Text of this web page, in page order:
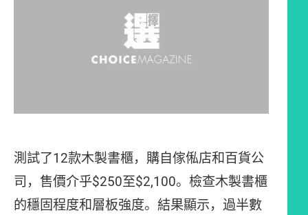
測試了12款木製書櫃，購自傢俬店和百貨公
司，售價介乎$250至$2,100。檢查木製書櫃
的穩固程度和層板強度。結果顯示，過半數